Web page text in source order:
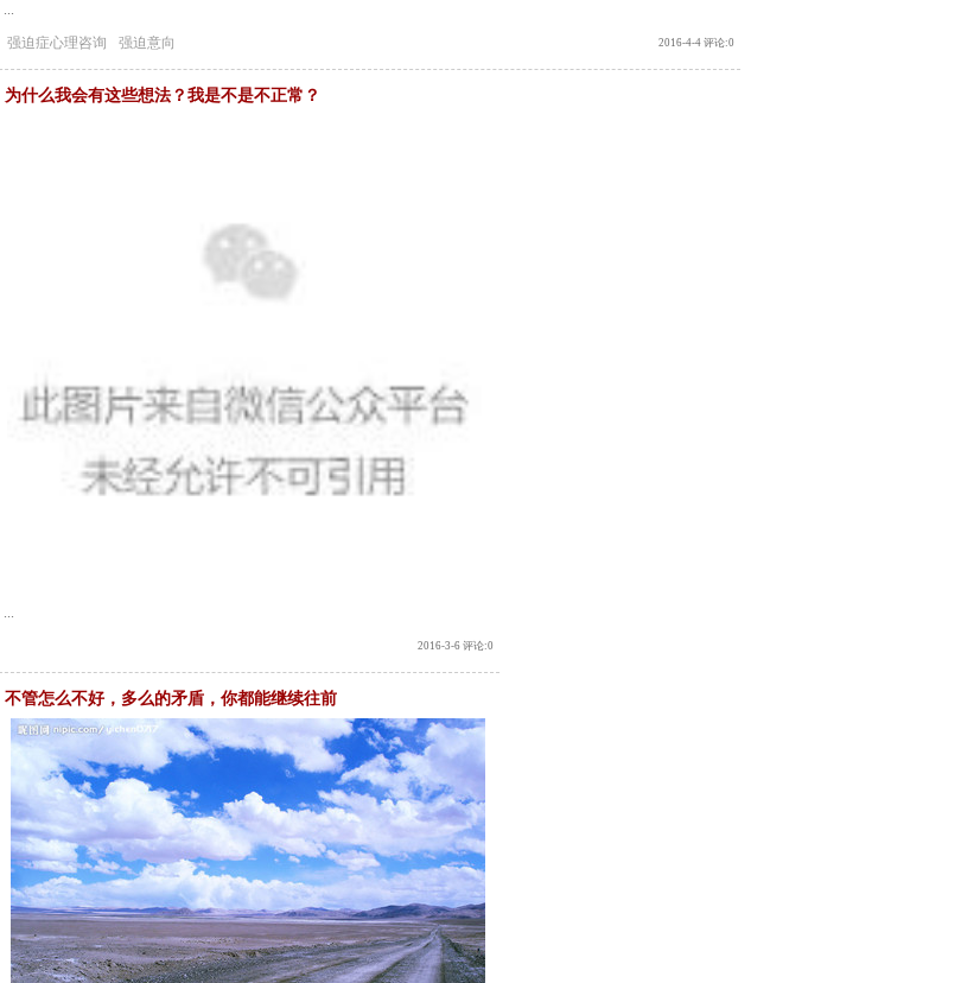
...
2016-4-4 评论:0
强迫症心理咨询 强迫意向
为什么我会有这些想法？我是不是不正常？
...
2016-3-6 评论:0
不管怎么不好，多么的矛盾，你都能继续往前